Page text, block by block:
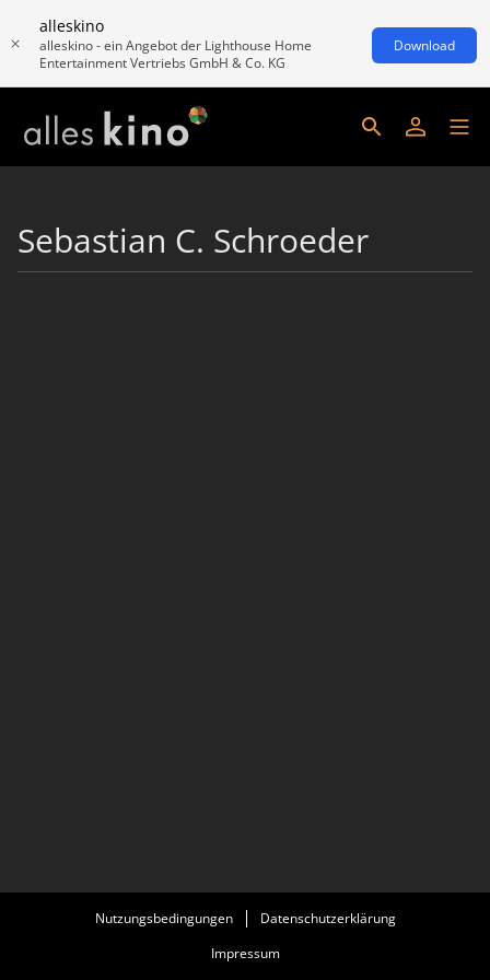
alleskino
alleskino - ein Angebot der Lighthouse Home
Entertainment Vertriebs GmbH & Co. KG
Download
Sebastian C. Schroeder
Nutzungsbedingungen
Datenschutzerklärung
Impressum